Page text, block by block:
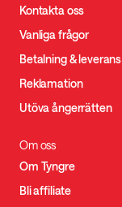
Kontakta oss
Vanliga frågor
Betalning & leverans
Reklamation
Utöva ångerrätten
Om oss
Om Tyngre
Bli affiliate